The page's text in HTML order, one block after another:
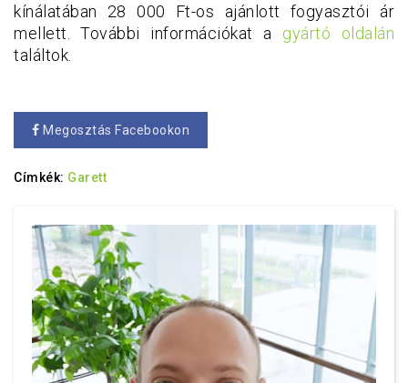
kínálatában 28 000 Ft-os ajánlott fogyasztói ár
mellett. További információkat a gyártó oldalán
találtok.
Megosztás Facebookon
Címkék: Garett